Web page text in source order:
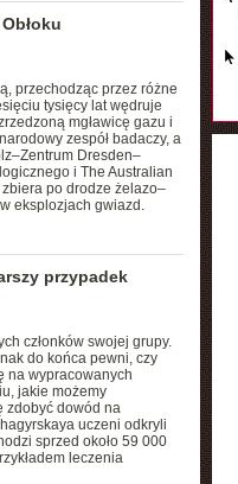
przechodząc przez różne
tysięcy lat wędruje
mgławicę gazu i
zespół badaczy, a
Dresden–
i The Australian
zbiera po drodze żelazo–
eksplozjach gwiazd.
przypadek
członków swojej grupy.
do końca pewni, czy
na wypracowanych
jakie możemy
zdobyć dowód na
uczeni odkryli
sprzed około 59 000
leczenia